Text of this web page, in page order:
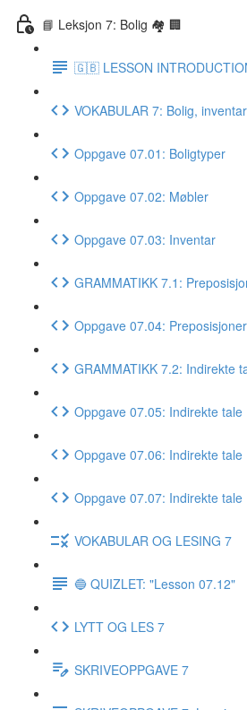
📘 Leksjon 7: Bolig 🏘 🏢
🇬🇧 LESSON
VOKABULAR 7: Bolig,
Oppgave 07.01: Boligtyper
Oppgave 07.02: Møbler
Oppgave 07.03: Inventar
GRAMMATIKK 7.1:
Oppgave 07.04: Preposisjoner
GRAMMATIKK 7.2: Indirekte
Oppgave 07.05: Indirekte tale
Oppgave 07.06: Indirekte tale
Oppgave 07.07: Indirekte tale
VOKABULAR OG LESING 7
🔵 QUIZLET: "Lesson 07.12"
LYTT OG LES 7
SKRIVEOPPGAVE 7